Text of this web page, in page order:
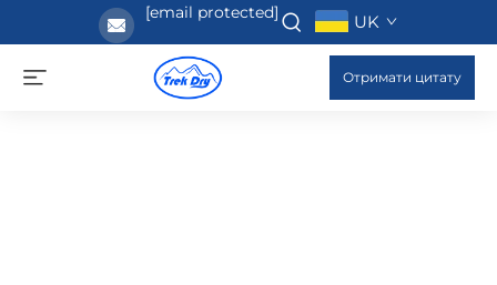
[email protected] UK
Отримати цитату